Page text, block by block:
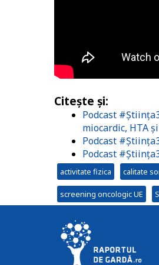
Citește și:
Podcast
miocardic, HTA și
Podcast
Podcast
activitate fizica calitate
screening oncologic UE